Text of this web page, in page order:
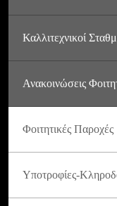
Καλλιτεχνικοί
Ανακοινώσεις
Φοιτητικές Παροχές
Υποτροφίες-